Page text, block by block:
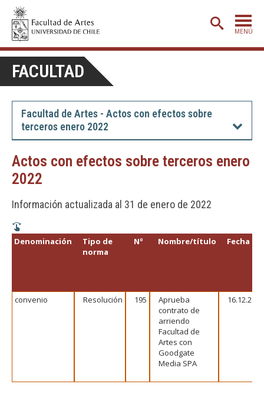
MENÚ
ADMISIÓN
ETAPA BÁSICA
POSTGRADO
CREACIÓNE INVESTIGACIÓN
DEPARTAMENTOS
Estudiantes Funcionarias/os
Egresadas/os
FACULTAD
Facultad de Artes - Actos con efectos sobre
terceros enero 2022
Actos con efectos sobre terceros enero
2022
Información actualizada al 31 de enero de 2022
Denominación
Tipo de
norma
Nº Nombre/título Fecha
convenio Resolución 195
Aprueba
contrato de
arriendo
Facultad de
Artes con
Goodgate
Media SPA
16.12.21